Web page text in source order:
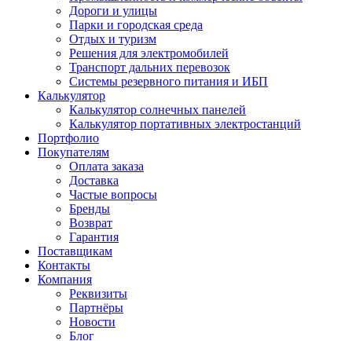
Дороги и улицы
Парки и городская среда
Отдых и туризм
Решения для электромобилей
Транспорт дальних перевозок
Системы резервного питания и ИБП
Калькулятор
Калькулятор солнечных панелей
Калькулятор портативных электростанций
Портфолио
Покупателям
Оплата заказа
Доставка
Частые вопросы
Бренды
Возврат
Гарантия
Поставщикам
Контакты
Компания
Реквизиты
Партнёры
Новости
Блог